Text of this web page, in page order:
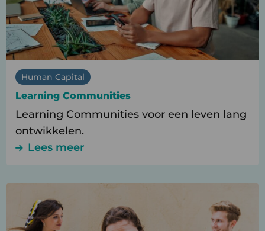
Learning Communities
Human Capital
Learning Communities voor een leven lang
ontwikkelen.
Lees meer
meer
over